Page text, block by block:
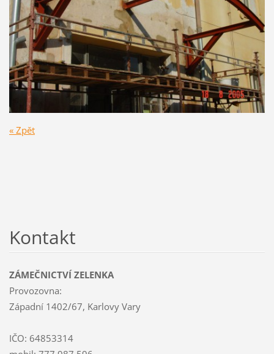
« Zpět
Kontakt
ZÁMEČNICTVÍ ZELENKA
Provozovna:
Západní 1402/67, Karlovy Vary
IČO: 64853314